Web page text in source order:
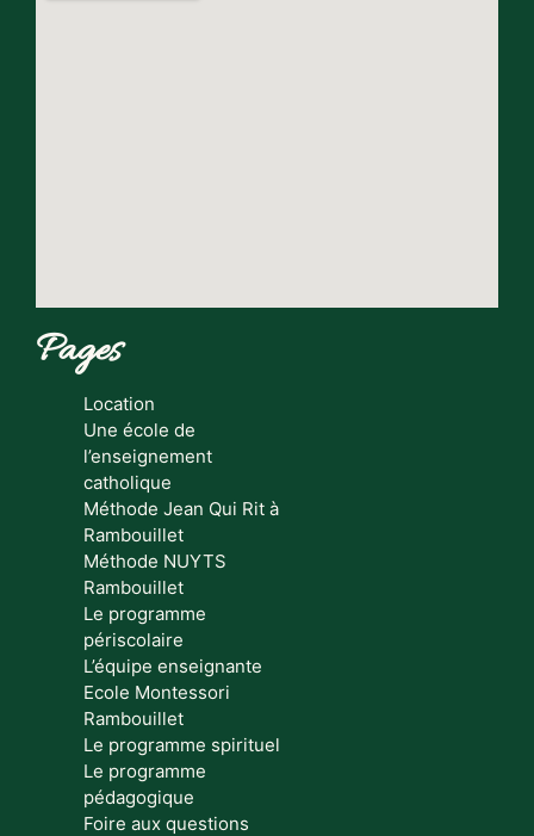
Pages
Location
Une école de
l’enseignement
catholique
Méthode Jean Qui Rit à
Rambouillet
Méthode NUYTS
Rambouillet
Le programme
périscolaire
L’équipe enseignante
Ecole Montessori
Rambouillet
Le programme spirituel
Le programme
pédagogique
Foire aux questions